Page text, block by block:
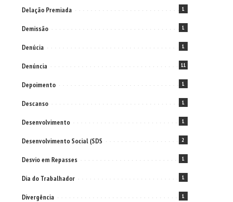
Delação Premiada 1
Demissão 1
Denúcia 1
Denúncia 11
Depoimento 1
Descanso 1
Desenvolvimento 1
Desenvolvimento Social (SDS 2
Desvio em Repasses 1
Dia do Trabalhador 1
Divergência 1